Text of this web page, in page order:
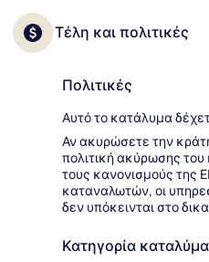
Τέλη και πολιτικές
Πολιτικές
Αυτό το κατάλυμα
Αν ακυρώσετε την
πολιτική ακύρωσης
τους κανονισμούς της
καταναλωτών, οι
δεν υπόκεινται στο
Κατηγορία